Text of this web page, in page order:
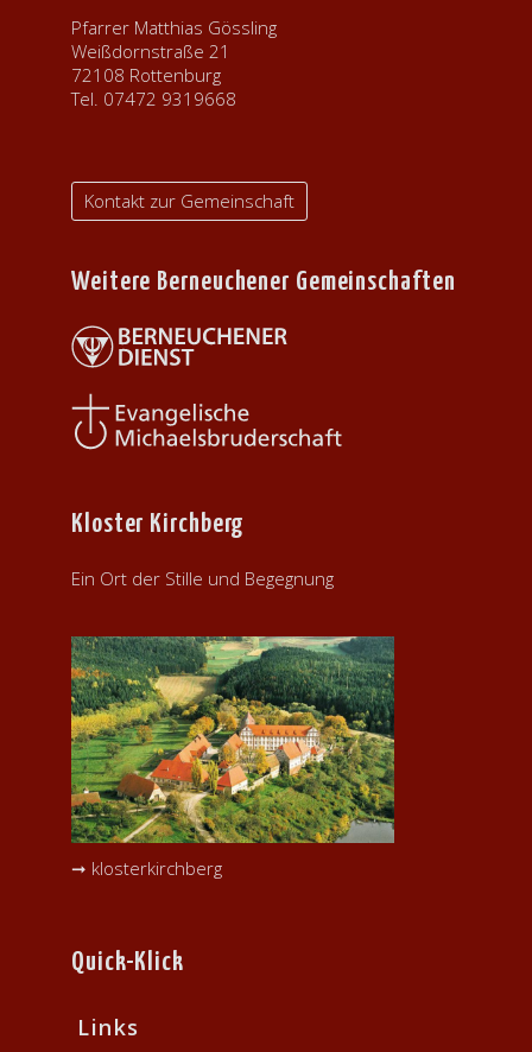
Pfarrer Matthias Gössling
Weißdornstraße 21
72108 Rottenburg
Tel. 07472 9319668
Kontakt zur Gemeinschaft
Weitere Berneuchener Gemeinschaften
Kloster Kirchberg
Ein Ort der Stille und Begegnung
➞ klosterkirchberg
Quick-Klick
Links